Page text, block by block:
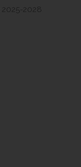
2025-2028